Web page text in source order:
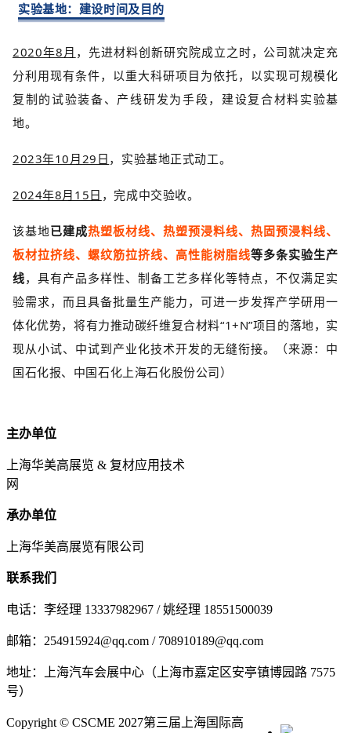
实验基地：建设时间及目的
2020年8月 ，先进材料创新研究院成立之时，公司就决定充
分利用现有条件，以重大科研项目为依托，以实现可规模化
复制的试验装备、产线研发为手段，建设复合材料实验基
地。
2023年10月29日 ，实验基地正式动工。
2024年8月15日 ，完成中交验收。
该基地已建成热塑板材线、热塑预浸料线、热固预浸料线、
板材拉挤线、螺纹筋拉挤线、高性能树脂线等多条实验生产
线，具有产品多样性、制备工艺多样化等特点，不仅满足实
验需求，而且具备批量生产能力，可进一步发挥产学研用一
体化优势， 将有力推动碳纤维复合材料“1+N”项目的落地， 实
现从小试、中试到产业化技术开发的无缝衔接。（来源：中
国石化报、中国石化上海石化股份公司）
主办单位
上海华美高展览 & 复材应用技术
网
承办单位
上海华美高展览有限公司
联系我们
电话：李经理 13337982967 / 姚经理 18551500039
邮箱：254915924@qq.com / 708910189@qq.com
地址：上海汽车会展中心（上海市嘉定区安亭镇博园路 7575
号）
Copyright © CSCME 2027第三届上海国际高